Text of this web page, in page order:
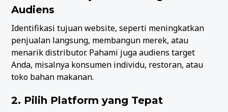
Audiens
Identifikasi tujuan website, seperti meningkatkan
penjualan langsung, membangun merek, atau
menarik distributor. Pahami juga audiens target
Anda, misalnya konsumen individu, restoran, atau
toko bahan makanan.
2. Pilih Platform yang Tepat